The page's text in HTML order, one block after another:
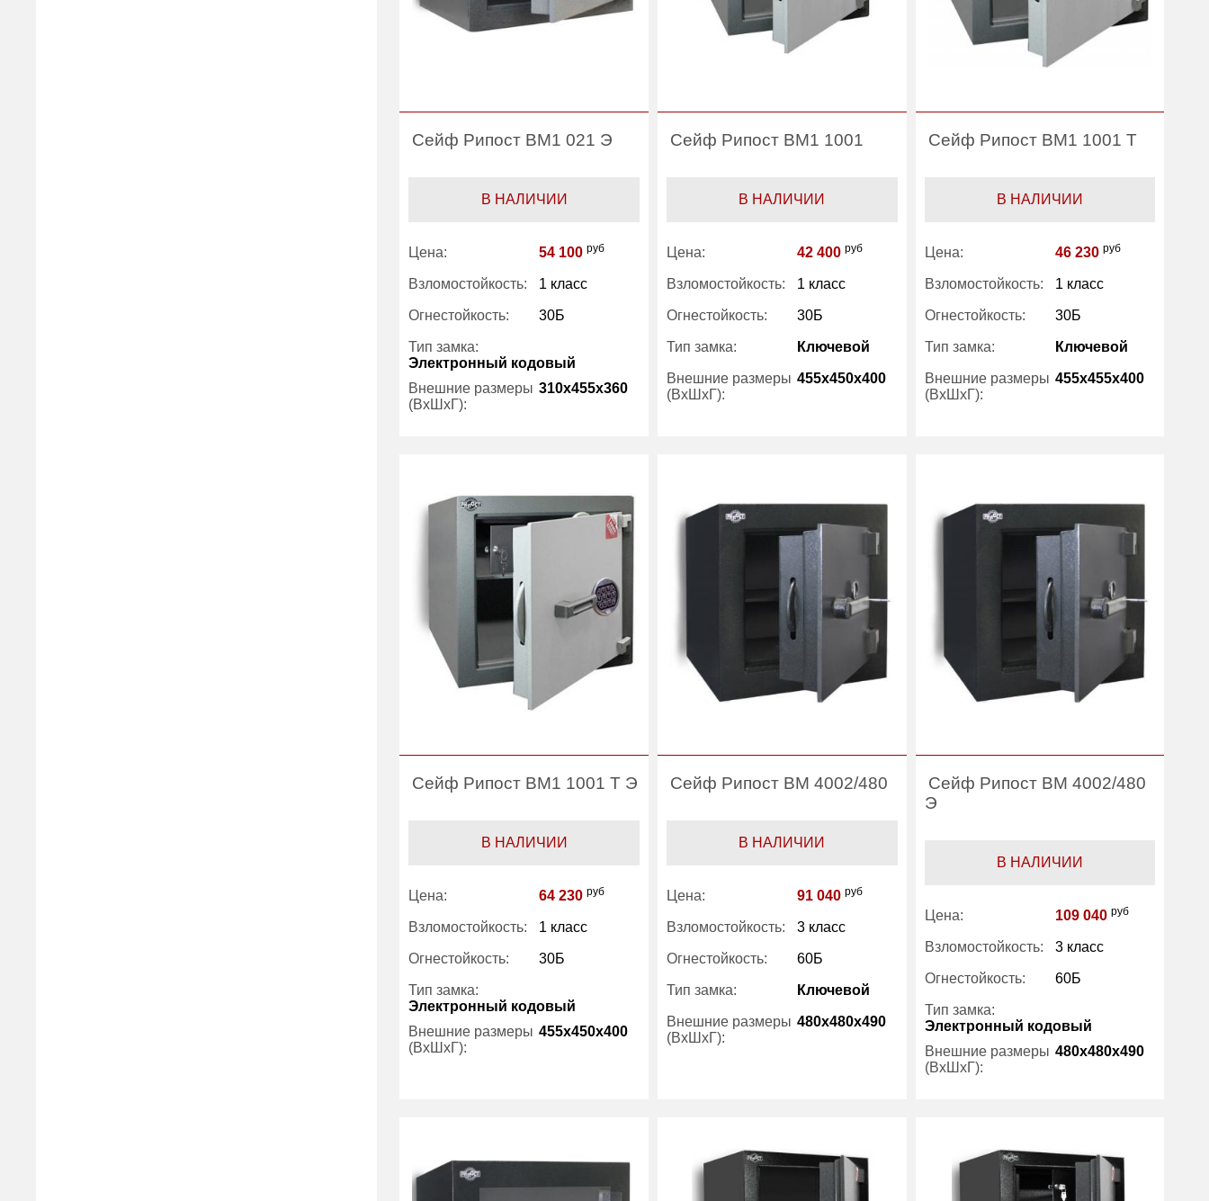
Сейф Рипост ВМ1 021 Э
В НАЛИЧИИ
Цена: 54 100 руб
Взломостойкость: 1 класс
Огнестойкость: 30Б
Тип замка:
Электронный кодовый
Внешние размеры
(ВхШхГ):
310x455x360
Производитель: Рипост
Сейф Рипост ВМ1 1001
В НАЛИЧИИ
Цена: 42 400 руб
Взломостойкость: 1 класс
Огнестойкость: 30Б
Тип замка: Ключевой
Внешние размеры
(ВхШхГ):
455x450x400
Производитель:
Сейф Рипост ВМ1 1001 Т
В НАЛИЧИИ
Цена: 46 230 руб
Взломостойкость: 1 класс
Огнестойкость: 30Б
Тип замка: Ключевой
Внешние размеры
(ВхШхГ):
455x455x400
Производитель:
Сейф Рипост ВМ1 1001 Т Э
В НАЛИЧИИ
Цена: 64 230 руб
Взломостойкость: 1 класс
Огнестойкость: 30Б
Тип замка:
Электронный кодовый
Внешние размеры
(ВхШхГ):
455x450x400
Производитель: Рипост
Сейф Рипост ВМ 4002/480
В НАЛИЧИИ
Цена: 91 040 руб
Взломостойкость: 3 класс
Огнестойкость: 60Б
Тип замка: Ключевой
Внешние размеры
(ВхШхГ):
480x480x490
Производитель: Рипост
Сейф Рипост ВМ 4002/480
Э
В НАЛИЧИИ
Цена: 109 040 руб
Взломостойкость: 3 класс
Огнестойкость: 60Б
Тип замка:
Электронный кодовый
Внешние размеры
(ВхШхГ):
480x480x490
Вес (кг) : 160
Внутренний объем
41.40